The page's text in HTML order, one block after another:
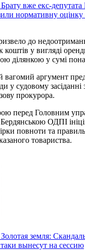
Брату вже екс-депутата
нормативну оцінку
до
у вигляді
ділянкою у сумі
вагомий аргумент
у судовому засіданні
прокурора.
перед Головним
Бердянською ОДПІ
повноти та
товариства.
Золотая земля:
вынесут на сессию